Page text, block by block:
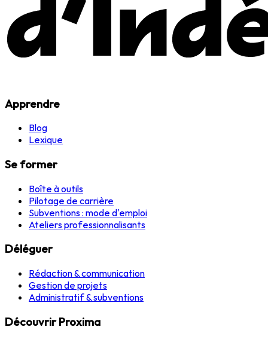
Apprendre
Blog
Lexique
Se former
Boîte à outils
Pilotage de carrière
Subventions : mode d'emploi
Ateliers professionnalisants
Déléguer
Rédaction & communication
Gestion de projets
Administratif & subventions
Découvrir Proxima